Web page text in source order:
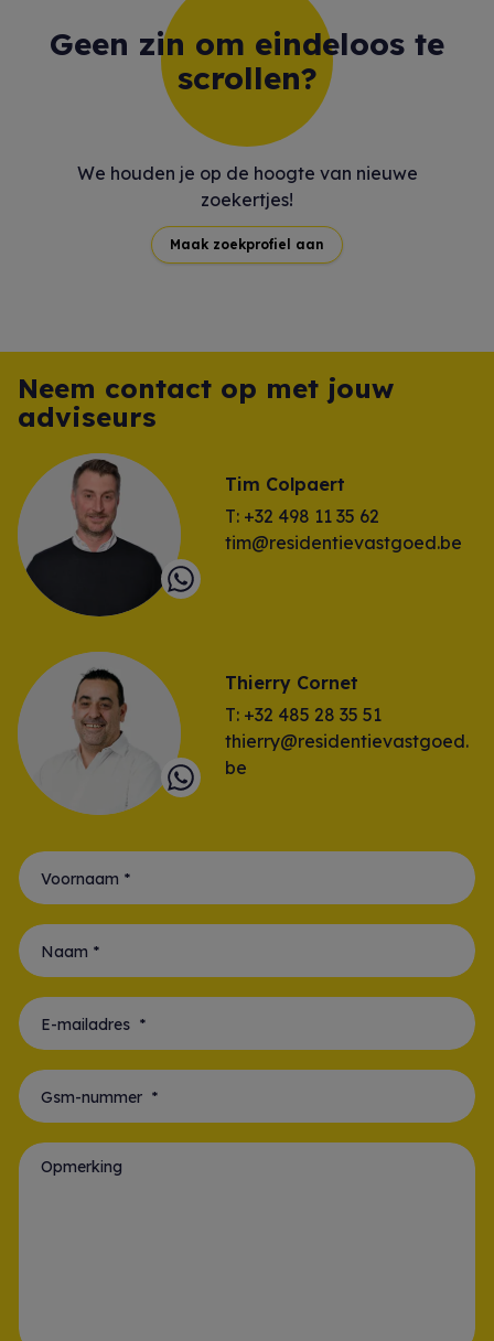
Geen zin om eindeloos te
scrollen?
We houden je op de hoogte van nieuwe
zoekertjes!
Maak zoekprofiel aan
Neem contact op met jouw
adviseurs
Tim Colpaert
T: +32 498 11 35 62
tim@residentievastgoed.be
Thierry Cornet
T: +32 485 28 35 51
thierry@residentievastgoed.
be